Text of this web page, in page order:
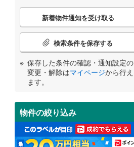
こ
検
条
件
受
け
取
る
新着物件通知を受け取る
検索条件を保存する
保存した条件の確認・通知設定の
変更・解除はマイページから行え
ます。
物件の絞り込み
条件をリセットする
久喜市(8)
富士見市(2)
(1
日高市(5)
白岡市(
入間郡毛呂山町(3)
比企郡嵐山町(3)
比企郡吉見町(5)
条件をリセットする
条件をリセットする
条件をリセットする
条件をリセットする
条件をリセットする